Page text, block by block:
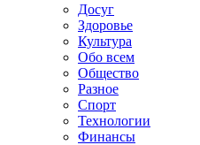
Досуг
Здоровье
Культура
Обо всем
Общество
Разное
Спорт
Технологии
Финансы